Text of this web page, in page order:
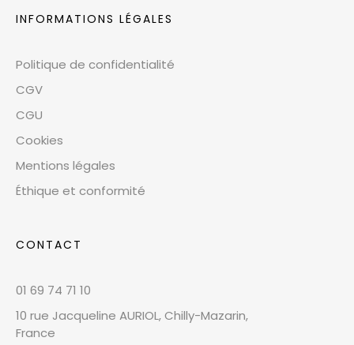
INFORMATIONS LÉGALES
Politique de confidentialité
CGV
CGU
Cookies
Mentions légales
Éthique et conformité
CONTACT
01 69 74 71 10
10 rue Jacqueline AURIOL, Chilly-Mazarin,
France